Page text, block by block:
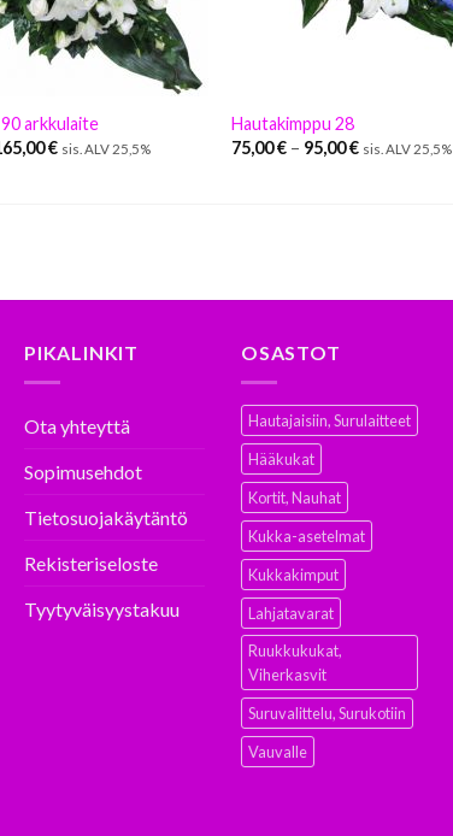
arkkulaite
€ sis. ALV 25,5%
Hautakimppu 28
75,00€ – 95,00€ sis. ALV 25,5%
PIKALINKIT
Ota yhteyttä
Sopimusehdot
Tietosuojakäytäntö
Rekisteriseloste
Tyytyväisyystakuu
OSASTOT
Hautajaisiin, Surulaitteet
Hääkukat
Kortit, Nauhat
Kukka-asetelmat
Kukkakimput
Lahjatavarat
Ruukkukukat,
Viherkasvit
Suruvalittelu, Surukotiin
Vauvalle